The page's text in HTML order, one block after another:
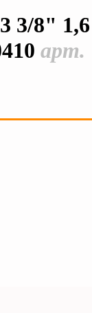
3/8" 1,6
арт.